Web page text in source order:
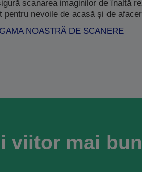
scanarea imaginilor de înaltă
pentru nevoile de acasă și de
GAMA NOASTRĂ DE SCANERE
viitor mai